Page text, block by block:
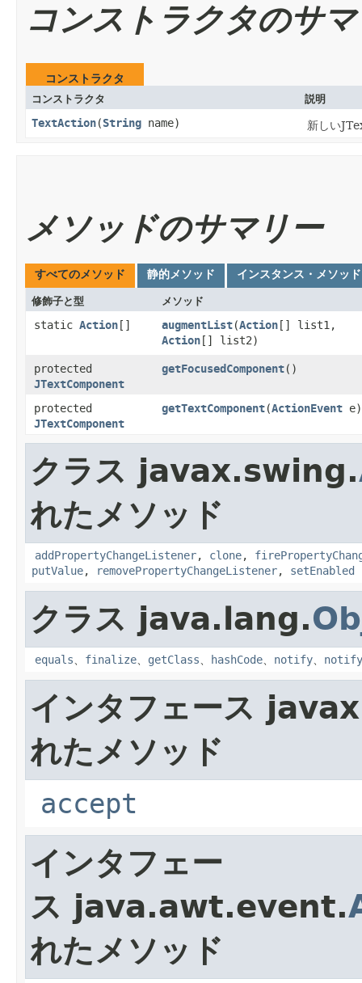
コンストラクタのサ
コンストラクタ
コンストラクタ 説明
TextAction​(String name) 新しい
メソッドのサマリー
すべてのメソッド 静的メソッド インスタンス・メソッド
修飾子と型 メソッド
static Action [] augmentList​(Action [] list1,
Action [] list2)
protected
JTextComponent
getFocusedComponent()
protected
JTextComponent
getTextComponent​(ActionEvent e)
クラス javax.swing.
れたメソッド
addPropertyChangeListener, clone,
putValue, removePropertyChangeListener, setEnabled
クラス java.lang.
equals、 finalize、 getClass、 hashCode、 notify、
インタフェース
れたメソッド
accept
インタフェー
ス java.awt.event.
れたメソッド